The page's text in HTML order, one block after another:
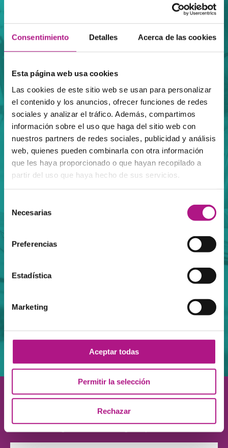
Consentimiento Detalles Acerca de las cookies
Esta página web usa cookies
Las cookies de este sitio web se usan para personalizar
el contenido y los anuncios, ofrecer funciones de redes
sociales y analizar el tráfico. Además, compartimos
información sobre el uso que haga del sitio web con
nuestros partners de redes sociales, publicidad y análisis
web, quienes pueden combinarla con otra información
que les haya proporcionado o que hayan recopilado a
partir del uso que haya hecho de sus servicios.
Necesarias
Preferencias
Estadística
Marketing
Aceptar todas
Permitir la selección
Rechazar
Elige la manera de aprender inglés que más se
Presencial
100%
+ INFO
Presencial +
Online
Corporate
+ INFO
¡Queremos conocerte!